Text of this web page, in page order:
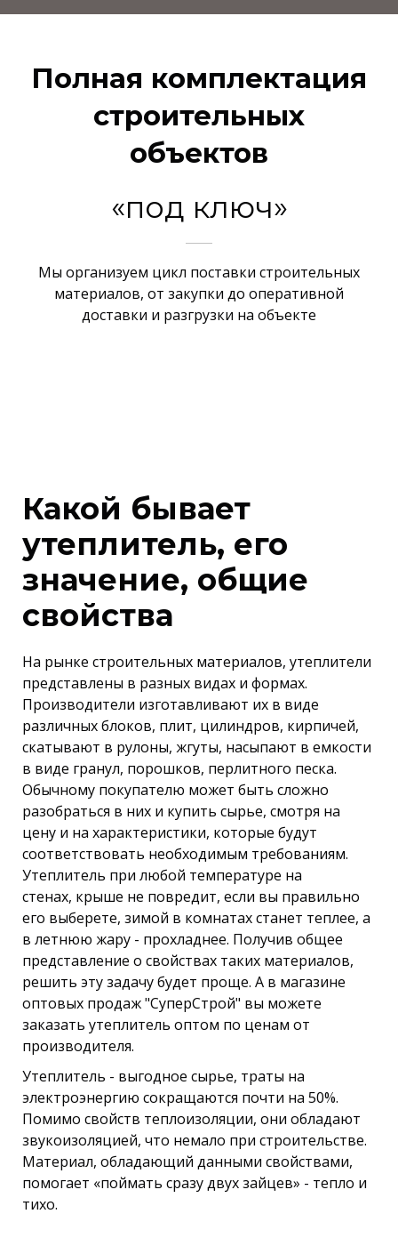
Полная комплектация
строительных
объектов
«под ключ»
Мы организуем цикл поставки строительных
материалов, от закупки до оперативной
доставки и разгрузки на объекте
Какой бывает
утеплитель, его
значение, общие
свойства
На рынке строительных материалов, утеплители
представлены в разных видах и формах.
Производители изготавливают их в виде
различных блоков, плит, цилиндров, кирпичей,
скатывают в рулоны, жгуты, насыпают в емкости
в виде гранул, порошков, перлитного песка.
Обычному покупателю может быть сложно
разобраться в них и купить сырье, смотря на
цену и на характеристики, которые будут
соответствовать необходимым требованиям.
Утеплитель при любой температуре на
стенах, крыше не повредит, если вы правильно
его выберете, зимой в комнатах станет теплее, а
в летнюю жару - прохладнее. Получив общее
представление о свойствах таких материалов,
решить эту задачу будет проще. А в магазине
оптовых продаж "СуперСтрой" вы можете
заказать утеплитель оптом по ценам от
производителя.
Утеплитель - выгодное сырье, траты на
электроэнергию сокращаются почти на 50%.
Помимо свойств теплоизоляции, они обладают
звукоизоляцией, что немало при строительстве.
Материал, обладающий данными свойствами,
помогает «поймать сразу двух зайцев» - тепло и
тихо.